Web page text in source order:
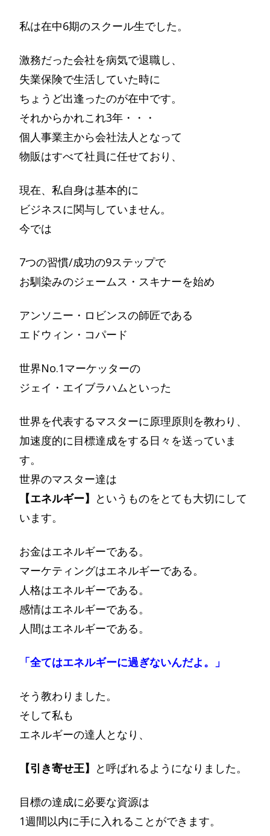
私は在中6期のスクール生でした。
激務だった会社を病気で退職し、
失業保険で生活していた時に
ちょうど出逢ったのが在中です。
それからかれこれ3年・・・
個人事業主から会社法人となって
物販はすべて社員に任せており、
現在、私自身は基本的に
ビジネスに関与していません。
今では
7つの習慣/成功の9ステップで
お馴染みのジェームス・スキナーを始め
アンソニー・ロビンスの師匠である
エドウィン・コパード
世界No.1マーケッターの
ジェイ・エイブラハムといった
世界を代表するマスターに原理原則を教わり、
加速度的に目標達成をする日々を送っていま
す。
世界のマスター達は
【エネルギー】 というものをとても大切にして
います。
お金はエネルギーである。
マーケティングはエネルギーである。
人格はエネルギーである。
感情はエネルギーである。
人間はエネルギーである。
「全てはエネルギーに過ぎないんだよ。」
そう教わりました。
そして私も
エネルギーの達人となり、
【引き寄せ王】 と呼ばれるようになりました。
目標の達成に必要な資源は
1週間以内に手に入れることができます。